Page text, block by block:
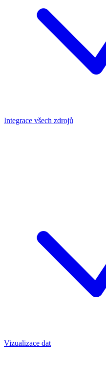
Integrace všech zdrojů
Vizualizace dat